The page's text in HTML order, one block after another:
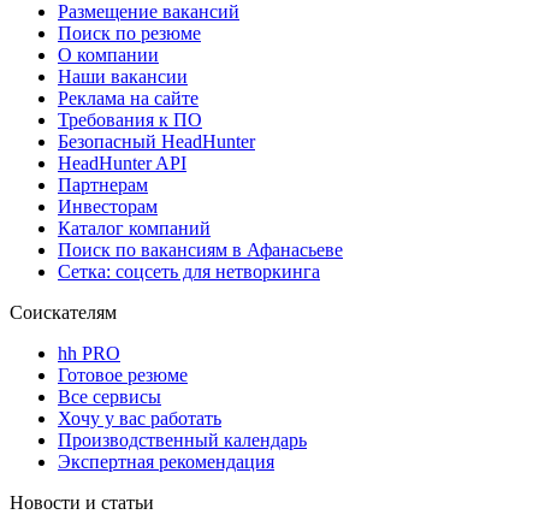
Размещение вакансий
Поиск по резюме
О компании
Наши вакансии
Реклама на сайте
Требования к ПО
Безопасный HeadHunter
HeadHunter API
Партнерам
Инвесторам
Каталог компаний
Поиск по вакансиям в Афанасьеве
Сетка: соцсеть для нетворкинга
Соискателям
hh PRO
Готовое резюме
Все сервисы
Хочу у вас работать
Производственный календарь
Экспертная рекомендация
Новости и статьи